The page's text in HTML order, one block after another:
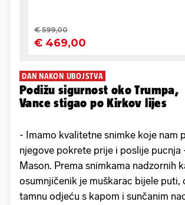
DAN NAKON UBOJSTVA
Podižu sigurnost oko Trumpa,
Vance stigao po Kirkov lijes
- Imamo kvalitetne snimke koje nam
njegove pokrete prije i poslije pucnja
Mason. Prema snimkama nadzornih
osumnjičenik je muškarac bijele puti,
tamnu odjeću s kapom i sunčanim